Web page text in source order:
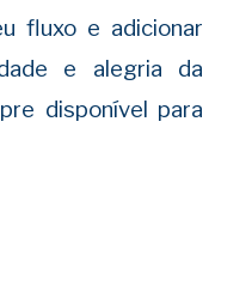
fluxo e adicionar
e alegria da
disponível para